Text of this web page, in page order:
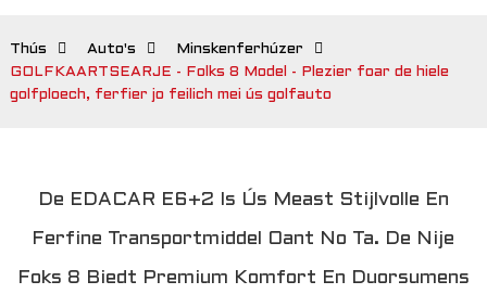
Thús Auto's
Minskenferhúzer
GOLFKAARTSEARJE - Folks 8 Model - Plezier foar de hiele
golfploech, ferfier jo feilich mei ús golfauto
De EDACAR E6+2 Is Ús Meast Stijlvolle En
Ferfine Transportmiddel Oant No Ta. De Nije
Foks 8 Biedt Premium Komfort En Duorsumens